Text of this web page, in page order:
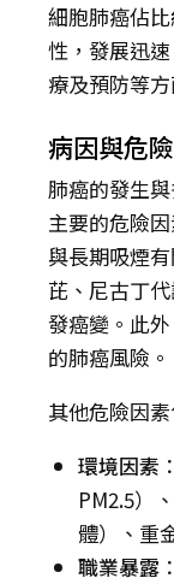
細胞肺癌佔
性，發展迅
療及預防等
病因與危
肺癌的發生
主要的危險
與長期吸煙
芘、尼古丁
發癌變。此
的肺癌風險。
其他危險因素
環境因素
PM2.5）
體）、重
職業暴露